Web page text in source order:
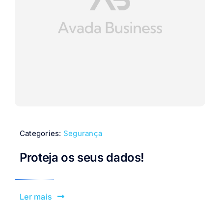
Categories: Segurança
Proteja os seus dados!
Ler mais